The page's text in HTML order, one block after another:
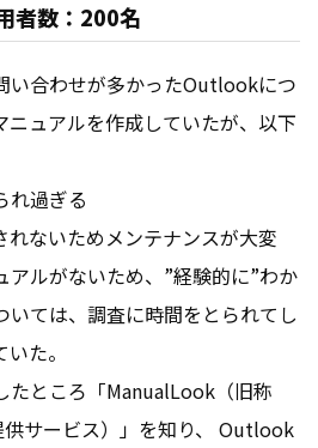
者数：200名
い合わせが多かったOutlookにつ
ニュアルを作成していたが、以下
れ過ぎる
れないためメンテナンスが大変
アルがないため、”経験的に”わか
いては、調査に時間をとられてし
た。
たところ「ManualLook（旧称
サービス）」を知り、 Outlook